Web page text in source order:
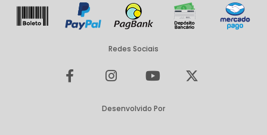
Redes Sociais
Desenvolvido Por